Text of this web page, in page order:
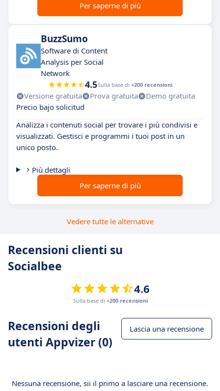
Per saperne di più
BuzzSumo
Software di Content
Analysis per Social
Network
4.5Sulla base di +200 recensioni
Versione gratuita Prova gratuita
Demo gratuita
Precio bajo solicitud
Analizza i contenuti social per trovare i più condivisi e
visualizzati. Gestisci e programmi i tuoi post in un
unico posto.
Più dettagli
Per saperne di più
Vedere tutte le alternative
Recensioni clienti su
Socialbee
4.6
Sulla base di +200 recensioni
Recensioni degli
utenti Appvizer (0)
Lascia una recensione
Nessuna recensione, sii il primo a lasciare una recensione.